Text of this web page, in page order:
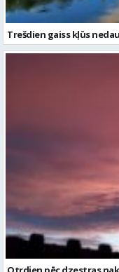
Trešdien gaiss kļūs